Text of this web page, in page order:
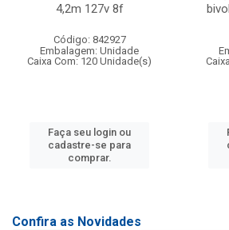
4,2m 127v 8f
Código: 842927
Embalagem: Unidade
Caixa Com: 120 Unidade(s)
Faça seu login ou
cadastre-se para
comprar.
Confira as Novidades